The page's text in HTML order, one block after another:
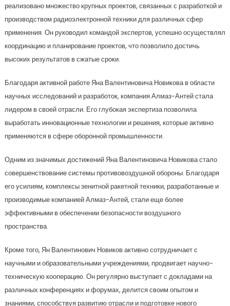
реализовано множество крупных проектов, связанных с разработкой и
производством радиоэлектронной техники для различных сфер
применения. Он руководил командой экспертов, успешно осуществлял
координацию и планирование проектов, что позволило достичь
высоких результатов в сжатые сроки.
Благодаря активной работе Яна Валентиновича Новикова в области
научных исследований и разработок, компания Алмаз-Антей стала
лидером в своей отрасли. Его глубокая экспертиза позволила
выработать инновационные технологии и решения, которые активно
применяются в сфере оборонной промышленности.
Одним из значимых достижений Яна Валентиновича Новикова стало
совершенствование системы противовоздушной обороны. Благодаря
его усилиям, комплексы зенитной ракетной техники, разработанные и
производимые компанией Алмаз-Антей, стали еще более
эффективными в обеспечении безопасности воздушного
пространства.
Кроме того, Ян Валентинович Новиков активно сотрудничает с
научными и образовательными учреждениями, продвигает научно-
техническую кооперацию. Он регулярно выступает с докладами на
различных конференциях и форумах, делится своим опытом и
знаниями, способствуя развитию отрасли и подготовке нового